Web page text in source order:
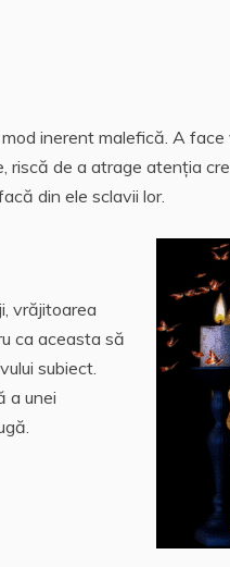
inerent malefică. A
de a atrage atenţia
din ele sclavii lor.
vrăjitoarea
ca aceasta să
subiect.
a unei